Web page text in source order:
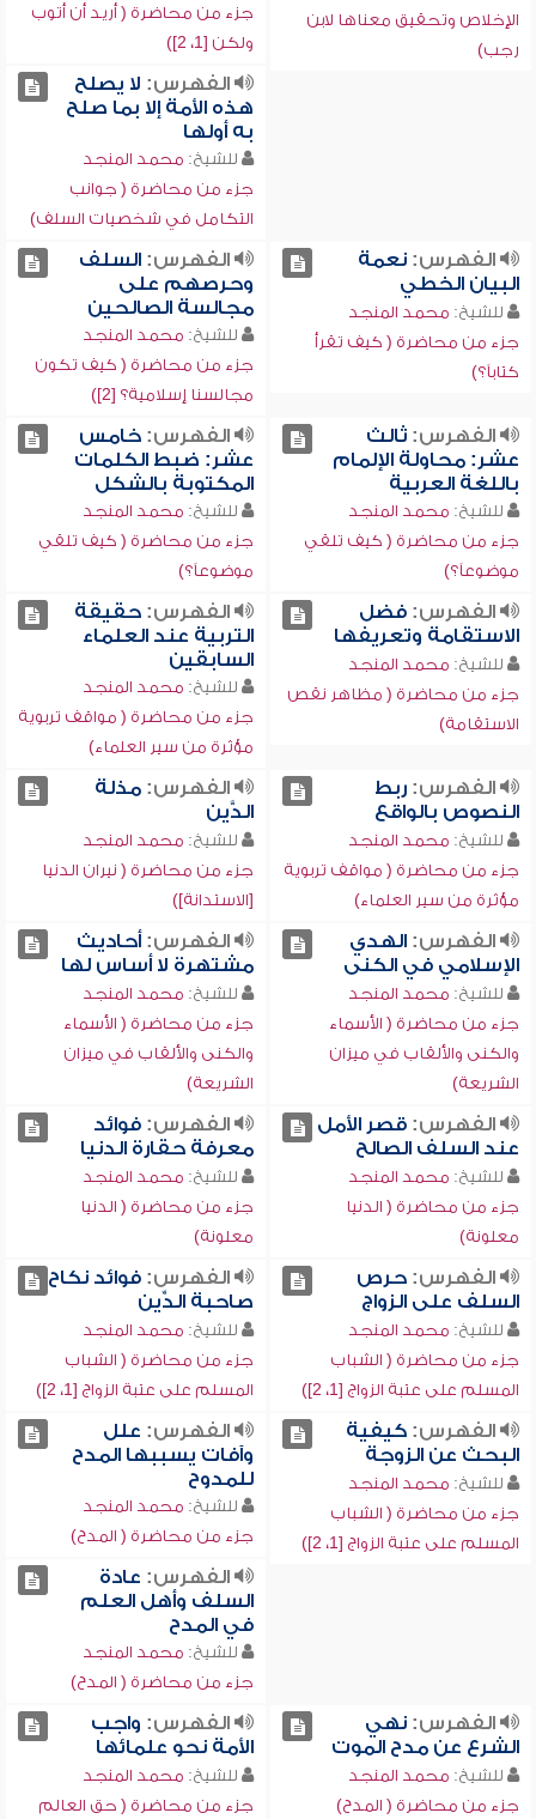
الإخلاص وتحقيق معناها لابن
رجب)
جزء من محاضرة ( أريد أن أتوب
ولكن [1، 2])
الفهرس: لا يصلح
هذه الأمة إلا بما صلح
به أولها
للشيخ: محمد المنجد
جزء من محاضرة ( جوانب
التكامل في شخصيات السلف)
الفهرس:نعمة
البيان الخطي
للشيخ: محمد المنجد
جزء من محاضرة ( كيف تقرأ
كتاباً؟)
الفهرس:السلف
وحرصهم على
مجالسة الصالحين
للشيخ: محمد المنجد
جزء من محاضرة ( كيف تكون
مجالسنا إسلامية؟ [2])
الفهرس:ثالث
عشر: محاولة الإلمام
باللغة العربية
للشيخ: محمد المنجد
جزء من محاضرة ( كيف تلقي
موضوعاً؟)
الفهرس:خامس
عشر: ضبط الكلمات
المكتوبة بالشكل
للشيخ: محمد المنجد
جزء من محاضرة ( كيف تلقي
موضوعاً؟)
الفهرس:فضل
الاستقامة وتعريفها
للشيخ: محمد المنجد
جزء من محاضرة ( مظاهر نقص
الاستقامة)
الفهرس:حقيقة
التربية عند العلماء
السابقين
للشيخ: محمد المنجد
جزء من محاضرة ( مواقف تربوية
مؤثرة من سير العلماء)
الفهرس:ربط
النصوص بالواقع
للشيخ: محمد المنجد
جزء من محاضرة ( مواقف تربوية
مؤثرة من سير العلماء)
الفهرس:مذلة
الدَّين
للشيخ: محمد المنجد
جزء من محاضرة ( نيران الدنيا
[الاستدانة])
الفهرس:الهدي
الإسلامي في الكنى
للشيخ: محمد المنجد
جزء من محاضرة ( الأسماء
والكنى والألقاب في ميزان
الشريعة)
الفهرس:أحاديث
مشتهرة لا أساس لها
للشيخ: محمد المنجد
جزء من محاضرة ( الأسماء
والكنى والألقاب في ميزان
الشريعة)
الفهرس:قصر الأمل
عند السلف الصالح
للشيخ: محمد المنجد
جزء من محاضرة ( الدنيا
معلونة)
الفهرس:فوائد
معرفة حقارة الدنيا
للشيخ: محمد المنجد
جزء من محاضرة ( الدنيا
معلونة)
الفهرس:حرص
السلف على الزواج
للشيخ: محمد المنجد
جزء من محاضرة ( الشباب
المسلم على عتبة الزواج [1، 2])
الفهرس:فوائد نكاح
صاحبة الدِّين
للشيخ: محمد المنجد
جزء من محاضرة ( الشباب
المسلم على عتبة الزواج [1، 2])
الفهرس:كيفية
البحث عن الزوجة
للشيخ: محمد المنجد
جزء من محاضرة ( الشباب
المسلم على عتبة الزواج [1، 2])
الفهرس: علل
وآفات يسببها المدح
للمدوح
للشيخ: محمد المنجد
جزء من محاضرة ( المدح)
الفهرس: عادة
السلف وأهل العلم
في المدح
للشيخ: محمد المنجد
جزء من محاضرة ( المدح)
الفهرس:نهي
الشرع عن مدح الموت
للشيخ: محمد المنجد
جزء من محاضرة ( المدح)
الفهرس: واجب
الأمة نحو علمائها
للشيخ: محمد المنجد
جزء من محاضرة ( حق العالم